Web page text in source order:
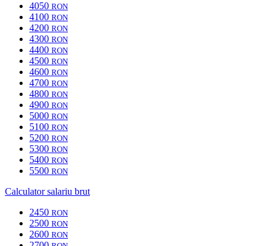
4050 RON
4100 RON
4200 RON
4300 RON
4400 RON
4500 RON
4600 RON
4700 RON
4800 RON
4900 RON
5000 RON
5100 RON
5200 RON
5300 RON
5400 RON
5500 RON
Calculator salariu brut
2450 RON
2500 RON
2600 RON